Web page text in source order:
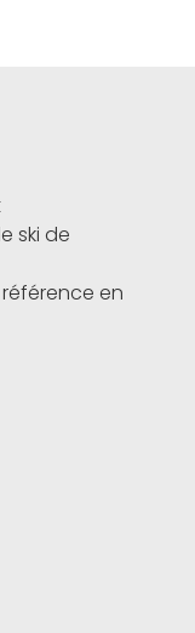
ski de
en